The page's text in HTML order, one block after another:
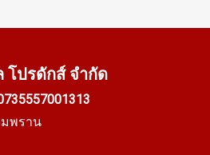
โปรดักส์ จำกัด
มพราน